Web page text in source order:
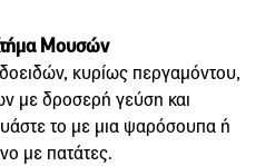
Μουσών
κυρίως περγαμόντου,
με δροσερή γεύση και
το με μια ψαρόσουπα ή
με πατάτες.